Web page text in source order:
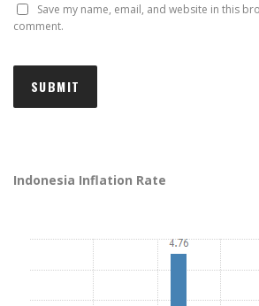
Save my name, email, and website in this
comment.
Indonesia Inflation Rate